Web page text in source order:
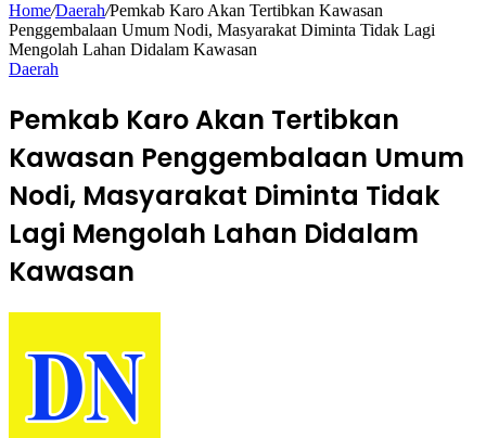
Home/Daerah/Pemkab Karo Akan Tertibkan Kawasan
Penggembalaan Umum Nodi, Masyarakat Diminta Tidak Lagi
Mengolah Lahan Didalam Kawasan
Daerah
Pemkab Karo Akan Tertibkan
Kawasan Penggembalaan Umum
Nodi, Masyarakat Diminta Tidak
Lagi Mengolah Lahan Didalam
Kawasan